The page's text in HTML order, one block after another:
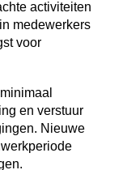
activiteiten
medewerkers
voor
en verstuur
Nieuwe